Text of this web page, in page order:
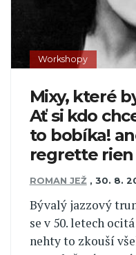
Workshopy
Mixy, které
Ať si kdo
to bobíka!
regrette rien
ROMAN JEŽ , 30. 8.
Bývalý jazzový
se v 50. letech
nehty to zkouší